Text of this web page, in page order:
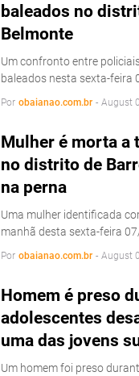
baleados no
Belmonte
Um confronto entre
baleados nesta sexta-feira
Por obaianao.com.br - August
Mulher é morta a
no distrito de
na perna
Uma mulher identificada
manhã desta sexta-feira
Por obaianao.com.br - August
Homem é preso
adolescentes
uma das jovens
Um homem foi preso